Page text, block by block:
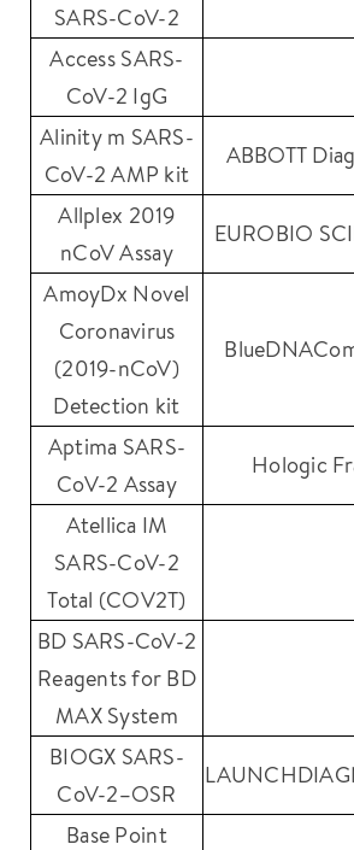
SARS-CoV-2
Access SARS-
CoV-2 IgG
Alinity m SARS-
CoV-2 AMP kit
ABBOTT
Allplex 2019
nCoV Assay
EUROBIO
AmoyDx Novel
Coronavirus
(2019-nCoV)
Detection kit
Aptima SARS-
CoV-2 Assay
Hologic
Atellica IM
SARS-CoV-2
Total (COV2T)
BD SARS-CoV-2
Reagents for BD
MAX System
BIOGX SARS-
CoV-2–OSR
Base Point